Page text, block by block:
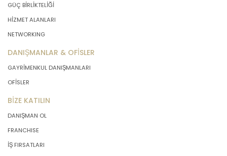
GÜÇ BİRLİKTELİĞİ
HİZMET ALANLARI
NETWORKING
DANIŞMANLAR & OFİSLER
GAYRİMENKUL DANIŞMANLARI
OFİSLER
BİZE KATILIN
DANIŞMAN OL
FRANCHISE
İŞ FIRSATLARI